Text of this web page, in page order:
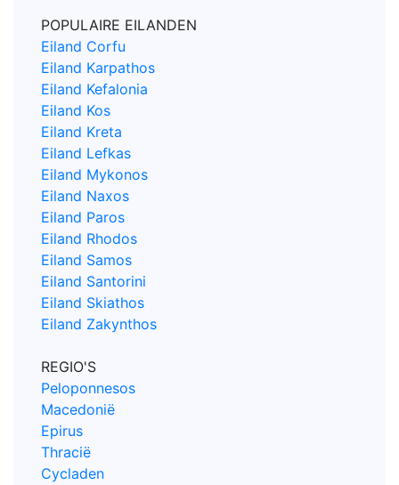
POPULAIRE EILANDEN
Eiland Corfu
Eiland Karpathos
Eiland Kefalonia
Eiland Kos
Eiland Kreta
Eiland Lefkas
Eiland Mykonos
Eiland Naxos
Eiland Paros
Eiland Rhodos
Eiland Samos
Eiland Santorini
Eiland Skiathos
Eiland Zakynthos
REGIO'S
Peloponnesos
Macedonië
Epirus
Thracië
Cycladen